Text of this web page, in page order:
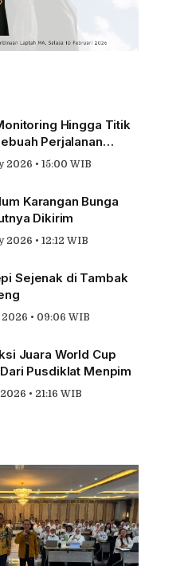
Hingga Titik
Perjalanan
Pengabdian
2026 • 15:00 WIB
Karangan Bunga
Dikirim
2026 • 12:12 WIB
Sejenak di Tambak
2026 • 09:06 WIB
Juara World Cup
Pusdiklat Menpim
• 21:16 WIB